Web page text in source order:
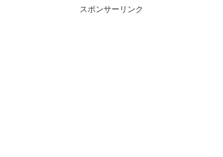
スポンサーリンク